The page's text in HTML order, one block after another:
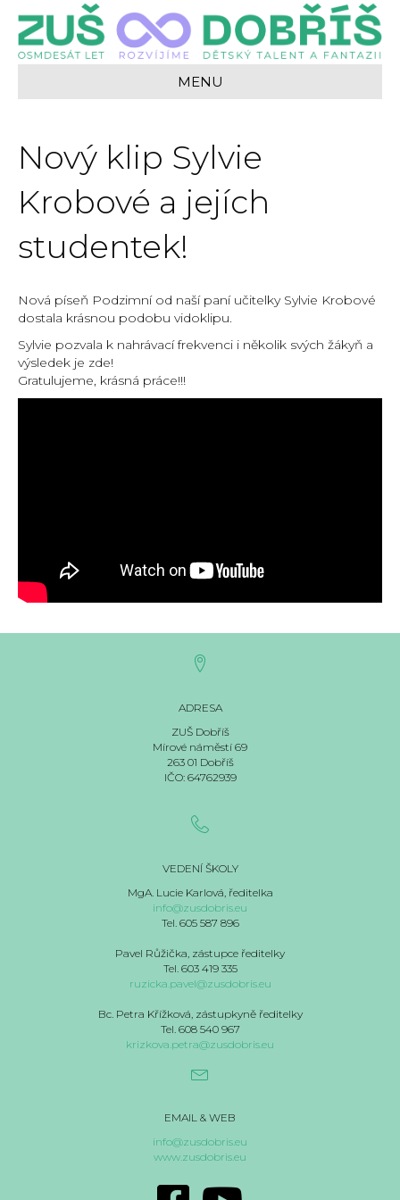
MENU
Nový klip Sylvie
Krobové a jejích
studentek!
Nová píseň Podzimní od naší paní učitelky Sylvie Krobové
dostala krásnou podobu vidoklipu.
Sylvie pozvala k nahrávací frekvenci i několik svých žákyň a
výsledek je zde!
Gratulujeme, krásná práce!!!
ADRESA
ZUŠ Dobříš
Mírové náměstí 69
263 01 Dobříš
IČO: 64762939
VEDENÍ ŠKOLY
MgA. Lucie Karlová, ředitelka
info@zusdobris.eu
Tel. 605 587 896
Pavel Růžička, zástupce ředitelky
Tel. 603 419 335
ruzicka.pavel@zusdobris.eu
Bc. Petra Křížková, zástupkyně ředitelky
Tel. 608 540 967
krizkova.petra@zusdobris.eu
EMAIL & WEB
info@zusdobris.eu
www.zusdobris.eu